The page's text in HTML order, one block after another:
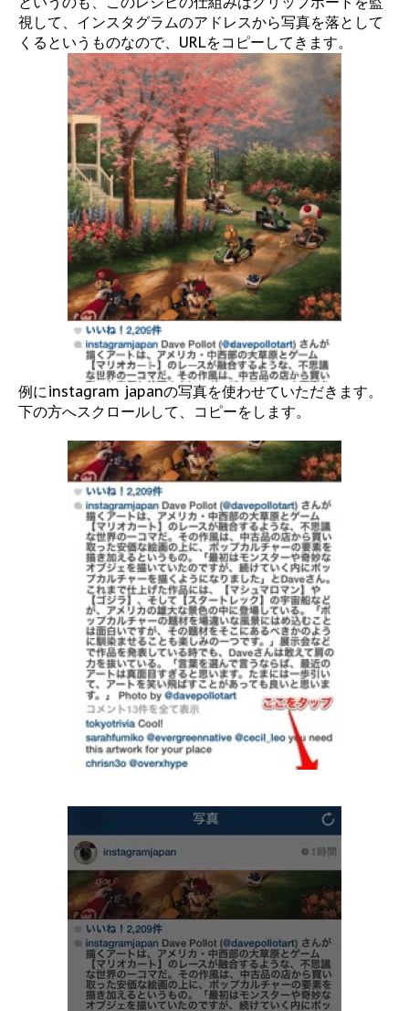
視して、インスタグラムのアドレスから写真を落として
くるというものなので、URLをコピーしてきます。
例にinstagram japanの写真を使わせていただきます。
下の方へスクロールして、コピーをします。